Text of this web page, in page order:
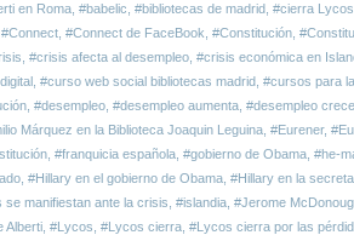
en Roma #babelic #bibliotecas de madrid #cierra Lycos
#Connect #Connect de FaceBook #Constitución
#crisis afecta al desempleo #crisis económica en
#curso web social bibliotecas madrid #cursos para
#desempleo #desempleo aumenta #desempleo crece
Márquez en la Biblioteca Joaquin Leguina #Eurener,
#franquicia española #gobierno de Obama #he-
#Hillary en el gobierno de Obama #Hillary en la
se manifiestan ante la crisis #islandia #Jerome
Alberti #Lycos #Lycos cierra #Lycos cierra por las